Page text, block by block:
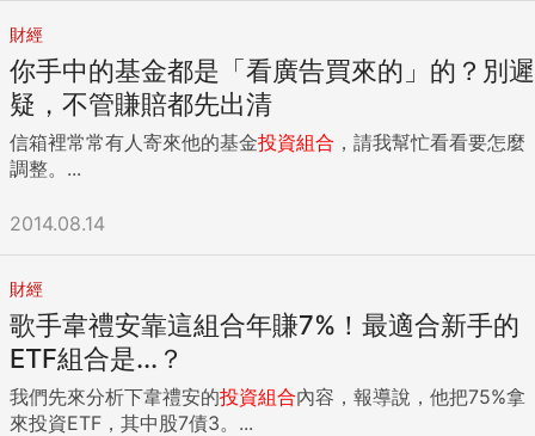
財經
你手中的基金都是「看廣告買來的」的？別遲
疑，不管賺賠都先出清
信箱裡常常有人寄來他的基金投資組合 ，請我幫忙看看要怎麼
調整。...
2014.08.14
財經
歌手韋禮安靠這組合年賺7%！最適合新手的
ETF組合是...？
我們先來分析下韋禮安的投資組合內容，報導說，他把75%拿
來投資ETF，其中股7債3。...